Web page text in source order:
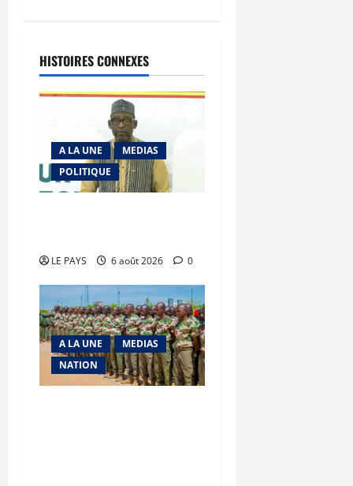
HISTOIRES CONNEXES
A LA UNE
MEDIAS
POLITIQUE
LE PAYS 6 août 2026 0
A LA UNE
MEDIAS
NATION